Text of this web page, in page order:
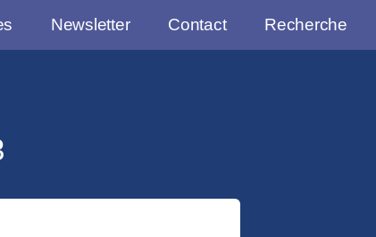
Newsletter Contact Recherche